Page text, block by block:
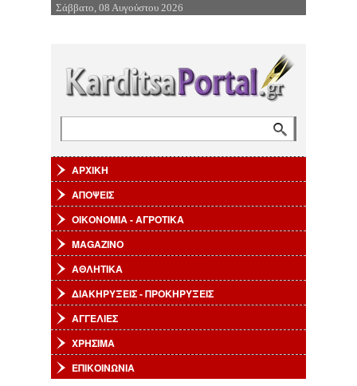
Επιστροφή στην Πλοήγηση
Σάββατο, 08 Αυγούστου 2026
ΑΡΧΙΚΗ
ΑΠΟΨΕΙΣ
ΟΙΚΟΝΟΜΙΑ - ΑΓΡΟΤΙΚΑ
MAGAZINO
ΑΘΛΗΤΙΚΑ
ΔΙΑΚΗΡΥΞΕΙΣ - ΠΡΟΚΗΡΥΞΕΙΣ
ΑΓΓΕΛΙΕΣ
ΧΡΗΣΙΜΑ
ΕΠΙΚΟΙΝΩΝΙΑ